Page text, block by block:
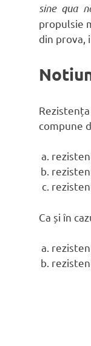
sine qua
propulsie
din prova,
compune
Ca și în